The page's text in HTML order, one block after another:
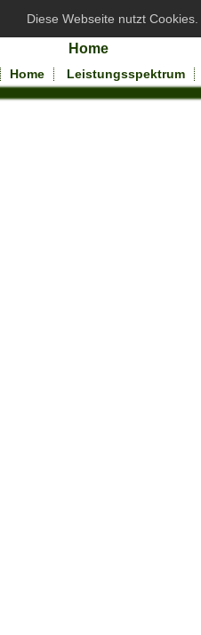
Diese Webseite nutzt Cookies.
Home
Home Leistungsspektrum